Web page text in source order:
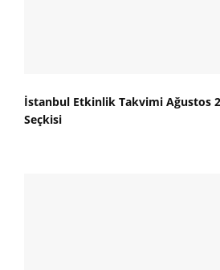
İstanbul Etkinlik Takvimi Ağustos
Seçkisi